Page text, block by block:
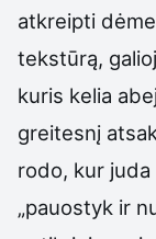
atkreipti
tekstūrą,
kuris kelia
greitesnį
rodo, kur
„pauostyk ir